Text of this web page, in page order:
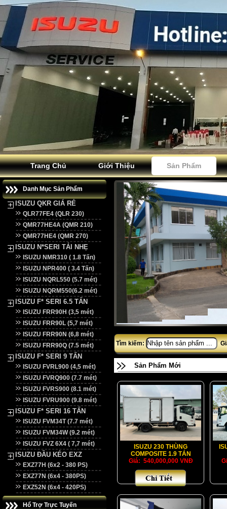
Trang Chủ Giới Thiệu Sản Phẩm
Danh Mục Sản Phẩm
ISUZU QKR GIÁ RẺ
QLR77FE4 (QLR 230)
QMR77HE4A (QMR 210)
QMR77HE4 (QMR 270)
ISUZU N*SERI TẢI NHẸ
ISUZU NMR310 ( 1.8 Tấn)
ISUZU NPR400 ( 3.4 Tấn)
ISUZU NQRL550 (5.7 mét)
ISUZU NQRM550(6.2 mét)
ISUZU F* SERI 6.5 TẤN
ISUZU FRR90H (3,5 mét)
ISUZU FRR90L (5,7 mét)
ISUZU FRR90N (6,8 mét)
ISUZU FRR90Q (7.5 mét)
ISUZU F* SERI 9 TẤN
ISUZU FVRL900 (4,5 mét)
ISUZU FVRQ900 (7.7 mét)
ISUZU FVRS900 (8.1 mét)
ISUZU FVRU900 (9.8 mét)
ISUZU F* SERI 16 TẤN
ISUZU FVM34T (7.7 mét)
ISUZU FVM34W (9.2 mét)
ISUZU FVZ 6X4 ( 7,7 mét)
ISUZU ĐẦU KÉO EXZ
EXZ77H (6x2 - 380 PS)
EXZ77N (6x4 - 380PS)
EXZ52N (6x4 - 420PS)
Hổ Trợ Trực Tuyến
Tìm kiếm:
Sản Phẩm Mới
ISUZU 230 THÙNG
COMPOSITE 1.9 TÁN
Giá: 540,000,000 VNĐ